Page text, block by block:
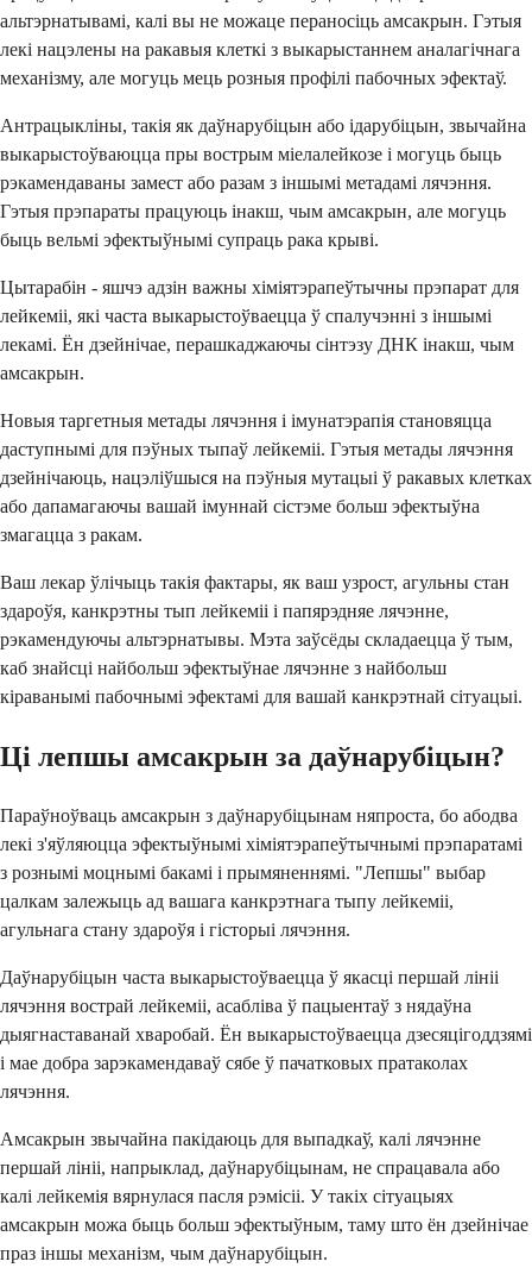
альтэрнатывамі, калі вы не можаце пераносіць амсакрын. Гэтыя
лекі нацэлены на ракавыя клеткі з выкарыстаннем аналагічнага
механізму, але могуць мець розныя профілі пабочных эфектаў.
Антрацыкліны, такія як даўнарубіцын або ідарубіцын, звычайна
выкарыстоўваюцца пры вострым міелалейкозе і могуць быць
рэкамендаваны замест або разам з іншымі метадамі лячэння.
Гэтыя прэпараты працуюць інакш, чым амсакрын, але могуць
быць вельмі эфектыўнымі супраць рака крыві.
Цытарабін - яшчэ адзін важны хіміятэрапеўтычны прэпарат для
лейкеміі, які часта выкарыстоўваецца ў спалучэнні з іншымі
лекамі. Ён дзейнічае, перашкаджаючы сінтэзу ДНК інакш, чым
амсакрын.
Новыя таргетныя метады лячэння і імунатэрапія становяцца
даступнымі для пэўных тыпаў лейкеміі. Гэтыя метады лячэння
дзейнічаюць, нацэліўшыся на пэўныя мутацыі ў ракавых клетках
або дапамагаючы вашай імуннай сістэме больш эфектыўна
змагацца з ракам.
Ваш лекар ўлічыць такія фактары, як ваш узрост, агульны стан
здароўя, канкрэтны тып лейкеміі і папярэдняе лячэнне,
рэкамендуючы альтэрнатывы. Мэта заўсёды складаецца ў тым,
каб знайсці найбольш эфектыўнае лячэнне з найбольш
кіраванымі пабочнымі эфектамі для вашай канкрэтнай сітуацыі.
Ці лепшы амсакрын за даўнарубіцын?
Параўноўваць амсакрын з даўнарубіцынам няпроста, бо абодва
лекі з'яўляюцца эфектыўнымі хіміятэрапеўтычнымі прэпаратамі
з рознымі моцнымі бакамі і прымяненнямі. "Лепшы" выбар
цалкам залежыць ад вашага канкрэтнага тыпу лейкеміі,
агульнага стану здароўя і гісторыі лячэння.
Даўнарубіцын часта выкарыстоўваецца ў якасці першай лініі
лячэння вострай лейкеміі, асабліва ў пацыентаў з нядаўна
дыягнаставанай хваробай. Ён выкарыстоўваецца дзесяцігоддзямі
і мае добра зарэкамендаваў сябе ў пачатковых пратаколах
лячэння.
Амсакрын звычайна пакідаюць для выпадкаў, калі лячэнне
першай лініі, напрыклад, даўнарубіцынам, не спрацавала або
калі лейкемія вярнулася пасля рэмісіі. У такіх сітуацыях
амсакрын можа быць больш эфектыўным, таму што ён дзейнічае
праз іншы механізм, чым даўнарубіцын.